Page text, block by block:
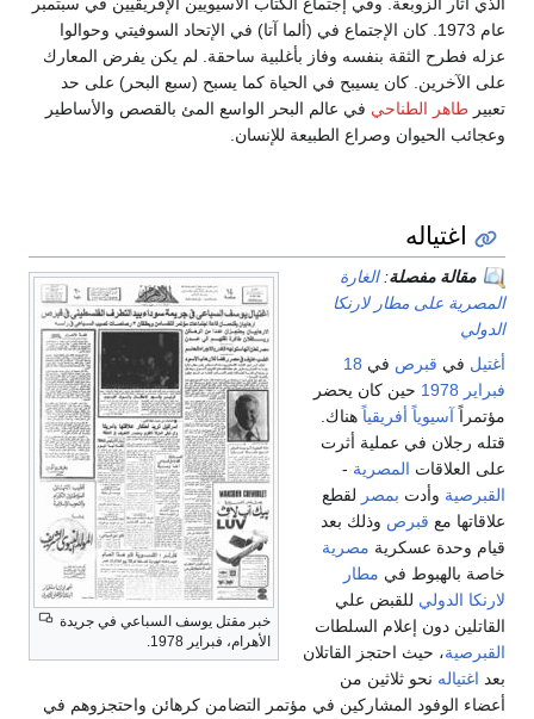
الذي أثار الزوبعة. وفي إجتماع الكتاب الآسيويين الإفريقيين في سبتمبر
عام 1973. كان الإجتماع في (ألما آتا) في الإتحاد السوفيتي وحوالوا
عزله فطرح الثقة بنفسه وفاز بأغلبية ساحقة. لم يكن يفرض المعارك
على الآخرين. كان يسيبح في الحياة كما يسبح (سبع البحر) على حد
تعبير طاهر الطناحي في عالم البحر الواسع المئ بالقصص والأساطير
وعجائب الحيوان وصراع الطبيعة للإنسان.
اغتياله
خبر مقتل يوسف السباعي في جريدة
الأهرام، فبراير 1978.
مقالة مفصلة:الغارة
المصرية على مطار لارنكا
الدولي
أغتيل في قبرص في 18
فبراير 1978 حين كان يحضر
مؤتمراً آسيوياً أفريقياً هناك.
قتله رجلان في عملية أثرت
على العلاقات المصرية -
القبرصية وأدت بمصر لقطع
علاقاتها مع قبرص وذلك بعد
قيام وحدة عسكرية مصرية
خاصة بالهبوط في مطار
لارنكا الدولي للقبض علي
القاتلين دون إعلام السلطات
القبرصية، حيث احتجز القاتلان
بعد اغتياله نحو ثلاثين من
أعضاء الوفود المشاركين في مؤتمر التضامن كرهائن واحتجزوهم في